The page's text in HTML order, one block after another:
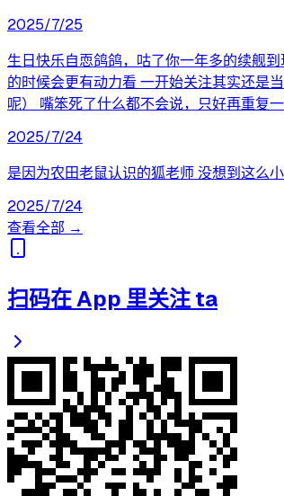
2025/7/25
生日快乐自恧鸽鸽，咕了你一年多的续舰
的时候会更有动力看 一开始关注其实还是
呢） 嘴笨死了什么都不会说，只好再重复
2025/7/24
是因为农田老鼠认识的狐老师 没想到这么
2025/7/24
查看全部 →
扫码在 App 里关注 ta